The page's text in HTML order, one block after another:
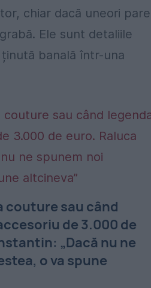
chiar dacă uneori pare
Ele sunt detaliile
banală într-una
couture sau când
de 3.000 de
„Dacă nu ne
o va spune